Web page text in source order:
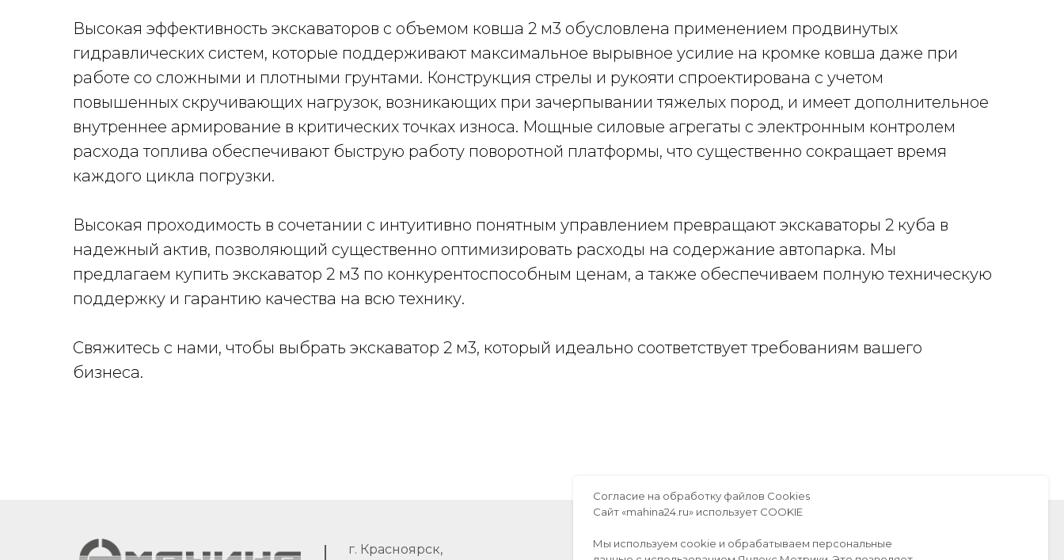
Высокая эффективность экскаваторов с объемом ковша 2 м3 обусловлена применением продвинутых
гидравлических систем, которые поддерживают максимальное вырывное усилие на кромке ковша даже при
работе со сложными и плотными грунтами. Конструкция стрелы и рукояти спроектирована с учетом
повышенных скручивающих нагрузок, возникающих при зачерпывании тяжелых пород, и имеет дополнительное
внутреннее армирование в критических точках износа. Мощные силовые агрегаты с электронным контролем
расхода топлива обеспечивают быструю работу поворотной платформы, что существенно сокращает время
каждого цикла погрузки.
Высокая проходимость в сочетании с интуитивно понятным управлением превращают экскаваторы 2 куба в
надежный актив, позволяющий существенно оптимизировать расходы на содержание автопарка. Мы
предлагаем купить экскаватор 2 м3 по конкурентоспособным ценам, а также обеспечиваем полную техническую
поддержку и гарантию качества на всю технику.
Свяжитесь с нами, чтобы выбрать экскаватор 2 м3, который идеально соответствует требованиям вашего
бизнеса.
Согласие на обработку файлов Сookies
Сайт «mahina24.ru» использует COOKIE
Мы используем cookie и обрабатываем персональные
г. Красноярск,